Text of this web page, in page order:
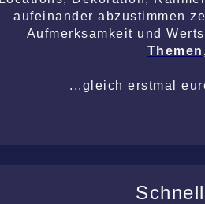
aufeinander abzustimmen
Aufmerksamkeit und
...gleich erstmal